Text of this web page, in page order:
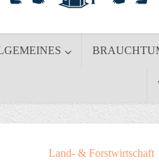
Land- & Forstwirtschaft